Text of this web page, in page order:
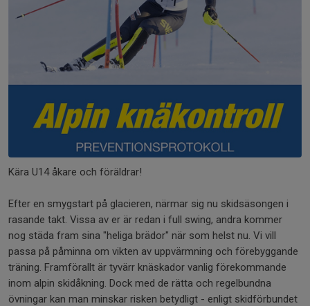
Kära U14 åkare och föräldrar!
Efter en smygstart på glacieren, närmar sig nu skidsäsongen i
rasande takt. Vissa av er är redan i full swing, andra kommer
nog städa fram sina "heliga brädor" när som helst nu. Vi vill
passa på påminna om vikten av uppvärmning och förebyggande
träning. Framförallt är tyvärr knäskador vanlig förekommande
inom alpin skidåkning. Dock med de rätta och regelbundna
övningar kan man minskar risken betydligt - enligt skidförbundet